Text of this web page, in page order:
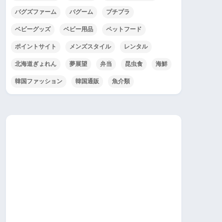
バグズファーム バグーム プチプラ
ベビーグッズ ベビー用品 ペットフード
ポイントサイト メンズスタイル レンタル
北海道ぎょれん 夢展望 弁当 昆虫食 海鮮
韓国ファッション 韓国通販 魚介類